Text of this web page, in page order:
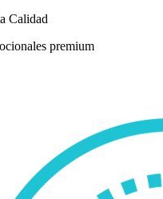
Calidad
premium